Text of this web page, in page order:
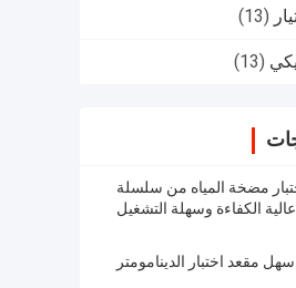
(13)
(13)
مضخة المياه من سلسلة
مقعد اختبار الدينامومتر